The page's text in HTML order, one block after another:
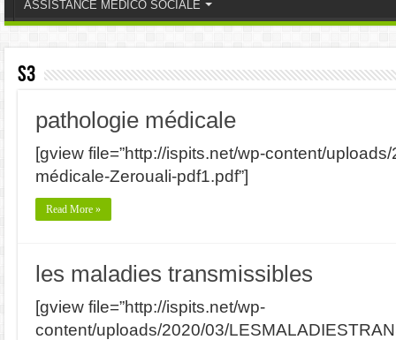
ASSISTANCE MEDICO SOCIALE
S3
pathologie médicale
[gview file=”http://ispits.net/wp-content/
médicale-Zerouali-pdf1.pdf”]
Read More »
les maladies transmissibles
[gview file=”http://ispits.net/wp-
content/uploads/2020/03/